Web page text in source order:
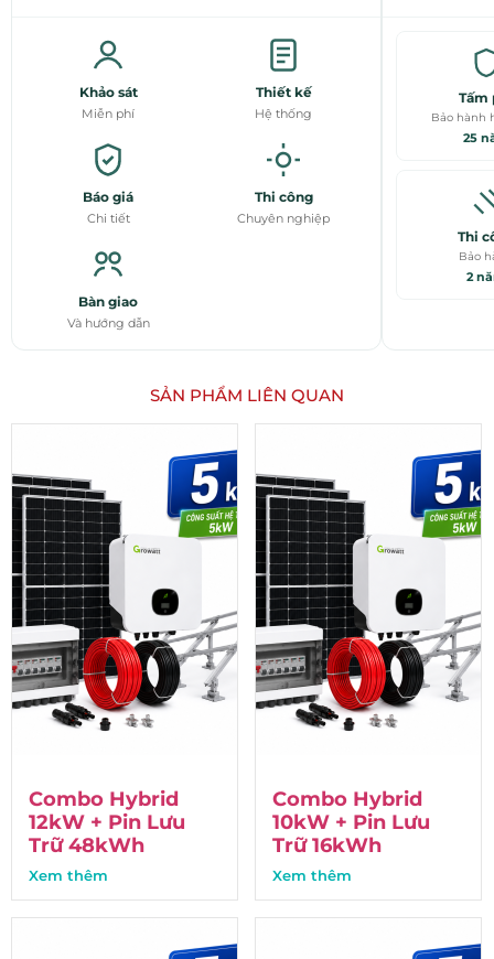
Khảo sát
Miễn phí
Thiết kế
Hệ thống
Báo giá
Chi tiết
Thi công
Chuyên nghiệp
Bàn giao
Và hướng dẫn
Tấm
Bảo hành
25
Thi
Bảo
2
SẢN PHẨM LIÊN QUAN
Combo Hybrid
12kW + Pin Lưu
Trữ 48kWh
Xem thêm
Combo Hybrid
10kW + Pin Lưu
Trữ 16kWh
Xem thêm